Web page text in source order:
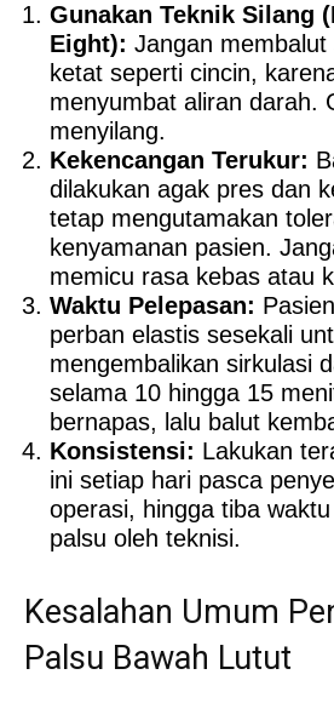
Gunakan Teknik Silang
Eight): Jangan
ketat seperti cincin,
menyumbat aliran darah.
menyilang.
Kekencangan Terukur:
dilakukan agak pres dan
tetap mengutamakan
kenyamanan pasien.
memicu rasa kebas atau
Waktu Pelepasan:
perban elastis sesekali
mengembalikan sirkulasi
selama 10 hingga 15
bernapas, lalu balut
Konsistensi: Lakukan
ini setiap hari pasca
operasi, hingga tiba
palsu oleh teknisi.
Kesalahan Umum
Palsu Bawah Lutut